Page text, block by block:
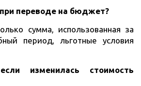
переводе на бюджет?
сумма, использованная за
период, льготные условия
изменилась стоимость